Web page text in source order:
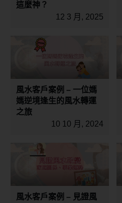
這麼神？
12 3 月, 2025
風水客戶案例 – 一位媽
媽逆境逢生的風水轉運
之旅
10 10 月, 2024
風水客戶案例 – 見證風